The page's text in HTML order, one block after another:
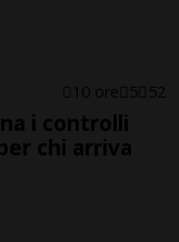
10 ore 5 52
i controlli
chi arriva